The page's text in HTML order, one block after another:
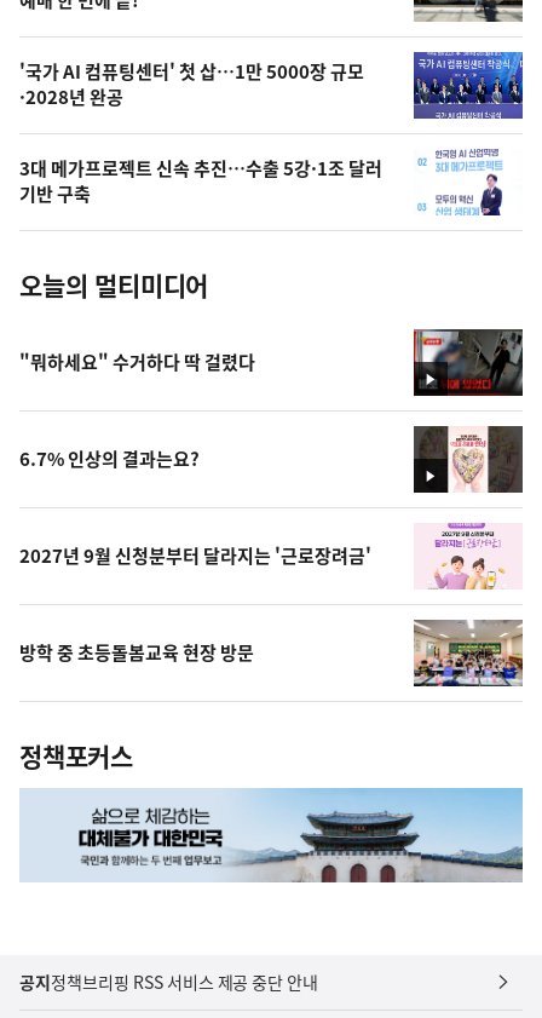
오
의
사
진
'국가 AI 컴퓨팅센터' 첫 삽…1만 5000장 규모
·2028년 완공
3대 메가프로젝트 신속 추진…수출 5강·1조 달러
기반 구축
오늘의 멀티미디어
영
상
"뭐하세요" 수거하다 딱 걸렸다
영
상
6.7% 인상의 결과는요?
2027년 9월 신청분부터 달라지는 '근로장려금'
방학 중 초등돌봄교육 현장 방문
정책포커스
공지정책브리핑 RSS 서비스 제공 중단 안내